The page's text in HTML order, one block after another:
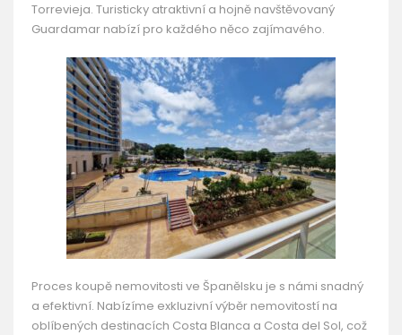
Torrevieja. Turisticky atraktivní a hojně navštěvovaný
Guardamar nabízí pro každého něco zajímavého.
Proces koupě nemovitosti ve Španělsku je s námi snadný
a efektivní. Nabízíme exkluzivní výběr nemovitostí na
oblíbených destinacích Costa Blanca a Costa del Sol, což